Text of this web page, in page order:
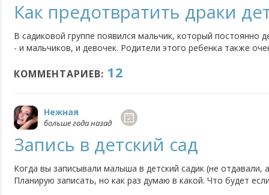
Как предотвратить драки
В садиковой группе появился мальчик, который постоянно
- и мальчиков, и девочек. Родители этого ребенка также
хотя это не так. Заведующая садиком и воспитатели...
КОММЕНТАРИЕВ: 12
Нежная
больше года назад
Запись в детский сад
Когда вы записывали малыша в детский садик (не отдавали,
Планирую записать, но как раз думаю в какой. Что будет